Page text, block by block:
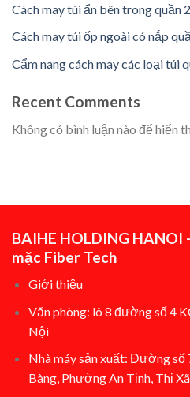
Cách may túi ẩn bên trong quần
Cách may túi ốp ngoài có nắp
Cẩm nang cách may các loại túi
Recent Comments
Không có bình luận nào để hiển
BAIHE HOLDING
mặc Fiber Tech
Giới thiệu
Văn phòng: lô 8 đường số 4
Nội
Nhà máy sản xuất: Đường số
Bàng, Phường An Tịnh, Thị